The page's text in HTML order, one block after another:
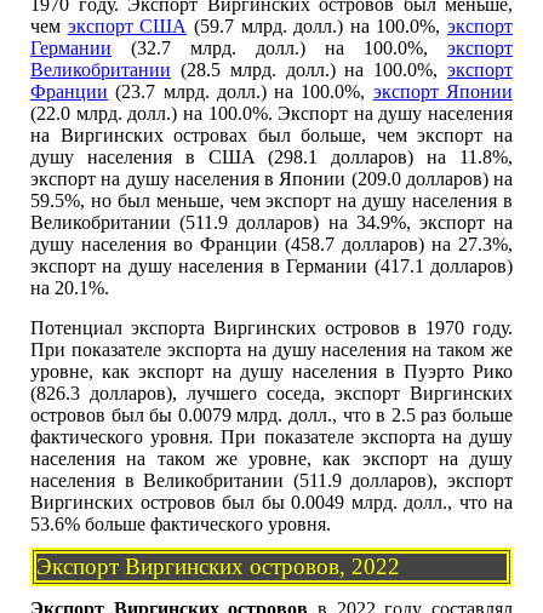
1970 году. Экспорт Виргинских островов был меньше,
чем экспорт США (59.7 млрд. долл.) на 100.0%, экспорт
Германии (32.7 млрд. долл.) на 100.0%, экспорт
Великобритании (28.5 млрд. долл.) на 100.0%, экспорт
Франции (23.7 млрд. долл.) на 100.0%, экспорт Японии
(22.0 млрд. долл.) на 100.0%. Экспорт на душу населения
на Виргинских островах был больше, чем экспорт на
душу населения в США (298.1 долларов) на 11.8%,
экспорт на душу населения в Японии (209.0 долларов) на
59.5%, но был меньше, чем экспорт на душу населения в
Великобритании (511.9 долларов) на 34.9%, экспорт на
душу населения во Франции (458.7 долларов) на 27.3%,
экспорт на душу населения в Германии (417.1 долларов)
на 20.1%.
Потенциал экспорта Виргинских островов в 1970 году.
При показателе экспорта на душу населения на таком же
уровне, как экспорт на душу населения в Пуэрто Рико
(826.3 долларов), лучшего соседа, экспорт Виргинских
островов был бы 0.0079 млрд. долл., что в 2.5 раз больше
фактического уровня. При показателе экспорта на душу
населения на таком же уровне, как экспорт на душу
населения в Великобритании (511.9 долларов), экспорт
Виргинских островов был бы 0.0049 млрд. долл., что на
53.6% больше фактического уровня.
Экспорт Виргинских островов, 2022